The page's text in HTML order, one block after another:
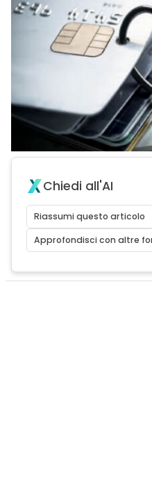
Chiedi all'AI
Riassumi questo articolo
Approfondisci con altre